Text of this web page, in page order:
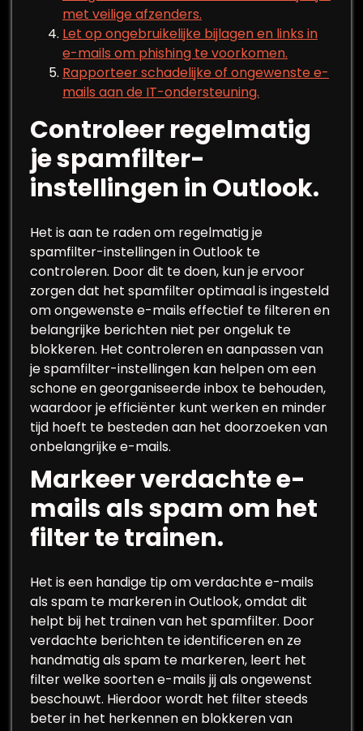
met veilige afzenders.
Let op ongebruikelijke bijlagen en links in
e-mails om phishing te voorkomen.
Rapporteer schadelijke of ongewenste e-
mails aan de IT-ondersteuning.
Controleer regelmatig
je spamfilter-
instellingen in Outlook.
Het is aan te raden om regelmatig je
spamfilter-instellingen in Outlook te
controleren. Door dit te doen, kun je ervoor
zorgen dat het spamfilter optimaal is ingesteld
om ongewenste e-mails effectief te filteren en
belangrijke berichten niet per ongeluk te
blokkeren. Het controleren en aanpassen van
je spamfilter-instellingen kan helpen om een
schone en georganiseerde inbox te behouden,
waardoor je efficiënter kunt werken en minder
tijd hoeft te besteden aan het doorzoeken van
onbelangrijke e-mails.
Markeer verdachte e-
mails als spam om het
filter te trainen.
Het is een handige tip om verdachte e-mails
als spam te markeren in Outlook, omdat dit
helpt bij het trainen van het spamfilter. Door
verdachte berichten te identificeren en ze
handmatig als spam te markeren, leert het
filter welke soorten e-mails jij als ongewenst
beschouwt. Hierdoor wordt het filter steeds
beter in het herkennen en blokkeren van